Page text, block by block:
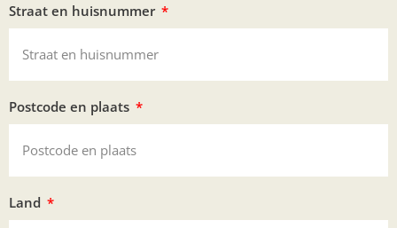
Straat en huisnummer
Postcode en plaats
Land